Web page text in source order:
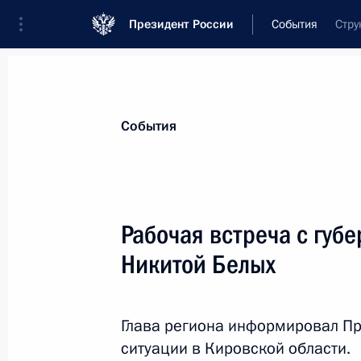
Президент России События
Новости
Послания Федеральному Собранию
Заявления по важнейшим вопросам
Речи и обращения
События
Рабочая встреча с
Никитой Белых
Глава региона информировал
ситуации в Кировской области.